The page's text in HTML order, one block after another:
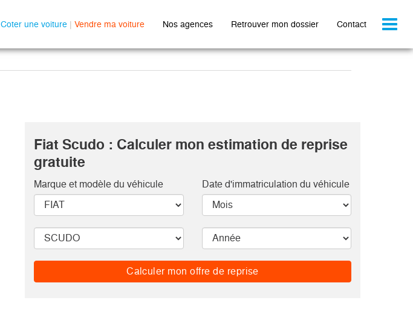
Coter une voiture | Vendre ma voiture Nos agences Retrouver mon dossier Contact
Fiat Scudo : Calculer mon estimation de reprise
gratuite
Marque et modèle du véhicule Date d'immatriculation du véhicule
Calculer mon offre de reprise